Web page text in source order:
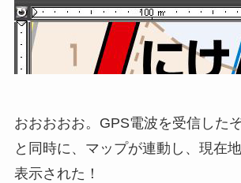
おおおおお。GPS電波を受信したぞ
と同時に、マップが連動し、現在
表示された！